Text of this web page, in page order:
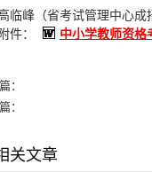
峰（省考试管理中心成
：
中小学教师资
：
：
关文章